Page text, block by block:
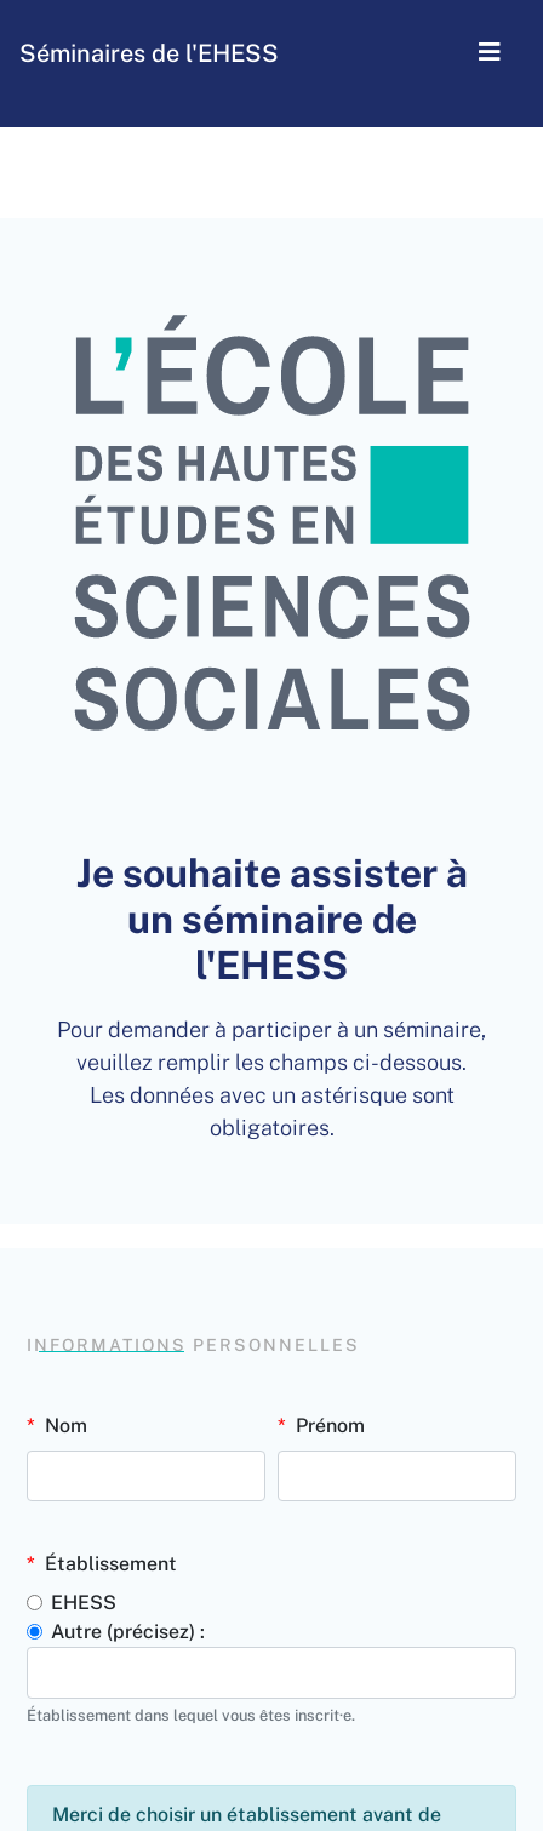
Séminaires de l'EHESS
Je souhaite assister à
un séminaire de
l'EHESS
Pour demander à participer à un séminaire,
veuillez remplir les champs ci-dessous.
Les données avec un astérisque sont
obligatoires.
INFORMATIONS PERSONNELLES
Nom Prénom
Établissement
EHESS
Autre (précisez) :
Établissement dans lequel vous êtes inscrit·e.
Merci de choisir un établissement avant de